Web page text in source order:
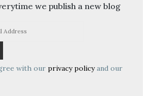
we publish a new blog
with our privacy policyand our